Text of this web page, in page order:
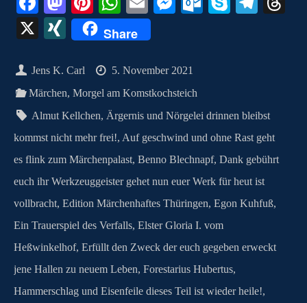
ce
bo
ok
as
to
do
n
nt
er
es
t
ha
ts
A
pp
m
ail
ng
er
o
m
X
X
N
G
Share
Jens K. Carl
5. November 2021
Märchen,Morgel am Komstkochsteich
Almut Kellchen,Ärgernis und Nörgelei drinnen bleibst
kommst nicht mehr frei!, Auf geschwind und ohne Rast geht
es flink zum Märchenpalast, Benno Blechnapf, Dank gebührt
euch ihr Werkzeuggeister gehet nun euer Werk für heut ist
vollbracht, Edition Märchenhaftes Thüringen, Egon Kuhfuß,
Ein Trauerspiel des Verfalls, Elster Gloria I. vom
Heßwinkelhof, Erfüllt den Zweck der euch gegeben erweckt
jene Hallen zu neuem Leben, Forestarius Hubertus,
Hammerschlag und Eisenfeile dieses Teil ist wieder heile!,